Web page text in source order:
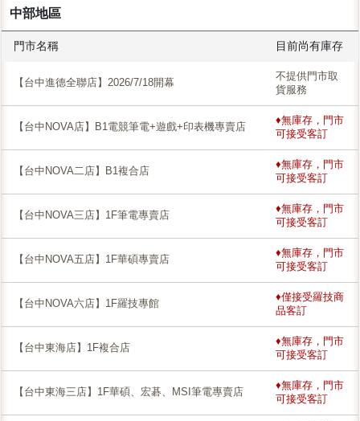
中部地區
門市名稱 目前尚有庫存
【台中進德全聯店】2026/7/18開幕
不提供門市取
貨服務
【台中NOVA店】B1電競筆電+遊戲+印表機專賣店
♦無庫存，門市
可接受客訂
【台中NOVA二店】B1複合店
♦無庫存，門市
可接受客訂
【台中NOVA三店】1F筆電專賣店
♦無庫存，門市
可接受客訂
【台中NOVA五店】1F華碩專賣店
♦無庫存，門市
可接受客訂
【台中NOVA六店】1F羅技專館
♦僅接受羅技商
品客訂
【台中東海店】1F複合店
♦無庫存，門市
可接受客訂
【台中東海三店】1F華碩、宏碁、MSI筆電專賣店
♦無庫存，門市
可接受客訂